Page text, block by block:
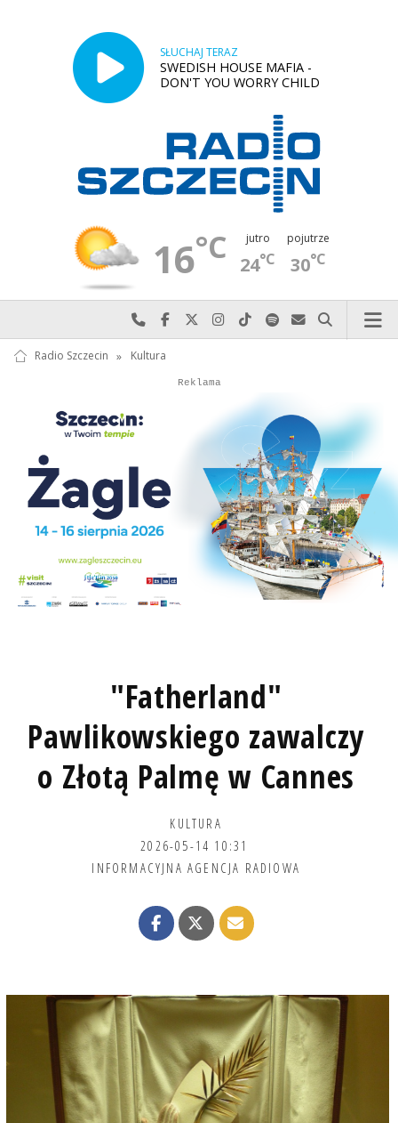
SŁUCHAJ TERAZ
SWEDISH HOUSE MAFIA -
DON'T YOU WORRY CHILD
16°C jutro
24°C
pojutrze
30°C
Najlepiej po prostu do nas zadzwoń
Odwiedź nas na Facebook-u
Odwiedź nas na X
Odwiedź nas na Instagram-ie
Odwiedź nas na TikTok-u
Szukaj nas na Spotify
Wyślij do nas
Szukaj
Radio Szczecin » Kultura
Autopromocja
Reklama
Autopromocja
"Fatherland"
Pawlikowskiego zawalczy
o Złotą Palmę w Cannes
KULTURA
2026-05-14 10:31
INFORMACYJNA AGENCJA RADIOWA